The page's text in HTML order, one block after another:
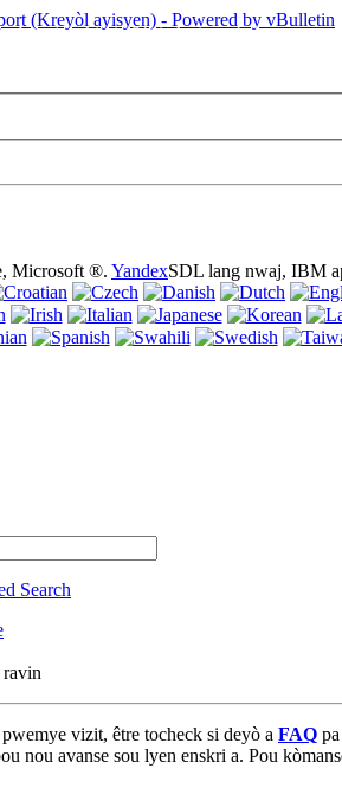
(cookies). Sèvi ak sit entènèt sa a
Microsoft ®. YandexSDL lang nwaj, IBM
Search
pwemye vizit, être tocheck si deyò a FAQ
nou avanse sou lyen enskri a. Pou